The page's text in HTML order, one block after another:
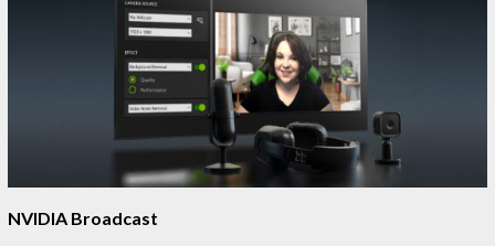
NVIDIA Broadcast